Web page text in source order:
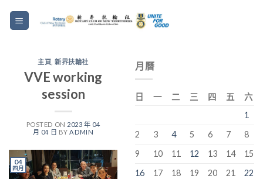
主頁 ,新界扶輪社
VVE working
session
POSTED ON 2023 年 04
月 04 日 BY ADMIN
04
四月
月曆
日 一 二 三 四 五
六
1
2
3 4 5 6 7
8
9
10 11 12 13 14
15
16
17 18 19 20 21
22